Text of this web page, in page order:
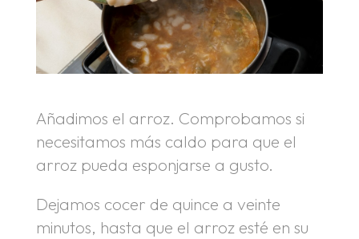
Añadimos el arroz. Comprobamos si
necesitamos más caldo para que el
arroz pueda esponjarse a gusto.
Dejamos cocer de quince a veinte
minutos, hasta que el arroz esté en su